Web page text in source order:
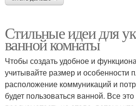
Стильные идеи для
ванной комнаты
Чтобы создать удобное и
учитывайте размер и особенности
расположение коммуникаций и
будет пользоваться ванной. Все